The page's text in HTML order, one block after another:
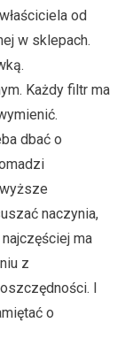
od
w sklepach.
Każdy filtr ma
dbać o
naczynia,
ma
z
I
o